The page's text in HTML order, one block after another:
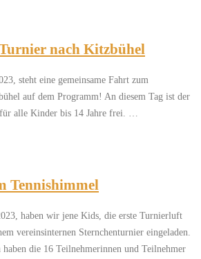
nach Kitzbühel
steht eine gemeinsame Fahrt zum
auf dem Programm! An diesem Tag ist der
alle Kinder bis 14 Jahre frei. …
Tennishimmel
haben wir jene Kids, die erste Turnierluft
vereinsinternen Sternchenturnier eingeladen.
die 16 Teilnehmerinnen und Teilnehmer